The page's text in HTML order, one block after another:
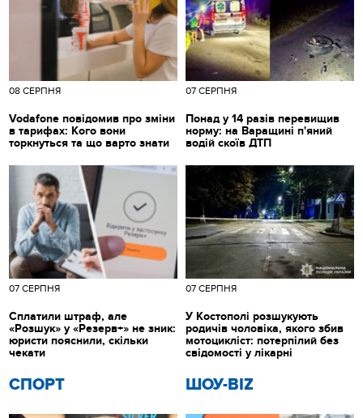
08 СЕРПНЯ
Vodafone повідомив про зміни
в тарифах: Кого вони
торкнуться та що варто знати
07 СЕРПНЯ
Понад у 14 разів перевищив
норму: на Варащині п'яний
водій скоїв ДТП
СПОРТ ШОУ-BIZ
07 СЕРПНЯ
Сплатили штраф, але
«Розшук» у «Резерв+» не зник:
юристи пояснили, скільки
чекати
07 СЕРПНЯ
У Костополі розшукують
родичів чоловіка, якого збив
мотоцикліст: потерпілий без
свідомості у лікарні